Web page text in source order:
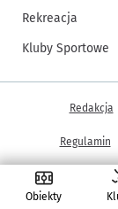
Obiekty
Rekreacja
Kluby Sportowe
©
Inne
Redakcja
Regulamin